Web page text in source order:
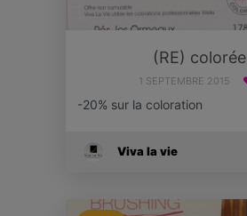
(RE) colorée
1 SEPTEMBRE 2015
-20% sur la coloration
Viva la vie